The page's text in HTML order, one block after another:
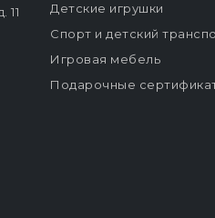
11
Детские игрушки
Спорт и детский
Игровая мебель
Подарочные